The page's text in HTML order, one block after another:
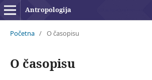
Antropologija
Početna / O časopisu
O časopisu